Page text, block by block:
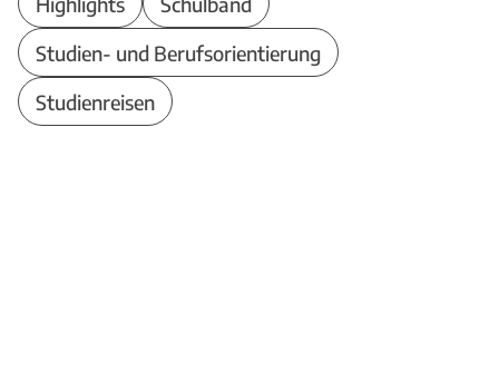
Studien- und Berufsorientierung
Studienreisen